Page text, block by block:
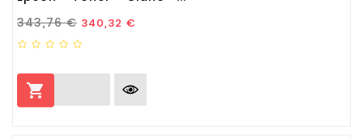
Prezzo Standard
343,76 € Prezzo
340,32 €
